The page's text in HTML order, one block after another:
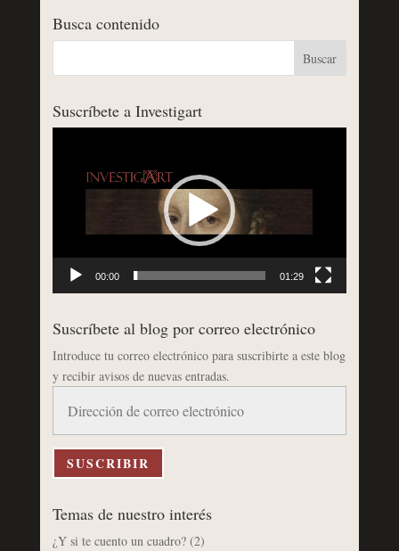
Busca contenido
Suscríbete a Investigart
00:00 01:29
Suscríbete al blog por correo electrónico
Introduce tu correo electrónico para suscribirte a este blog
y recibir avisos de nuevas entradas.
correo
electrónico
SUSCRIBIR
Temas de nuestro interés
¿Y si te cuento un cuadro?(2)